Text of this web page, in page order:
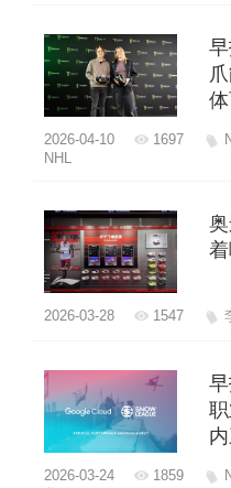
2026-04-10 1697
NHL
着
2026-03-28 1547
2026-03-24 1859